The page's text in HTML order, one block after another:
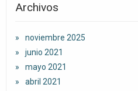
Archivos
noviembre 2025
junio 2021
mayo 2021
abril 2021